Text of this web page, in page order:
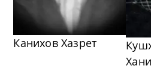
Канихов Хазрет